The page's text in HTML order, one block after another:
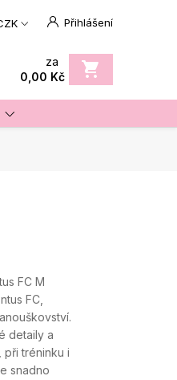
Přihlášení
za
0,00 Kč
FC M
FC,
detaily a
tréninku i
snadno